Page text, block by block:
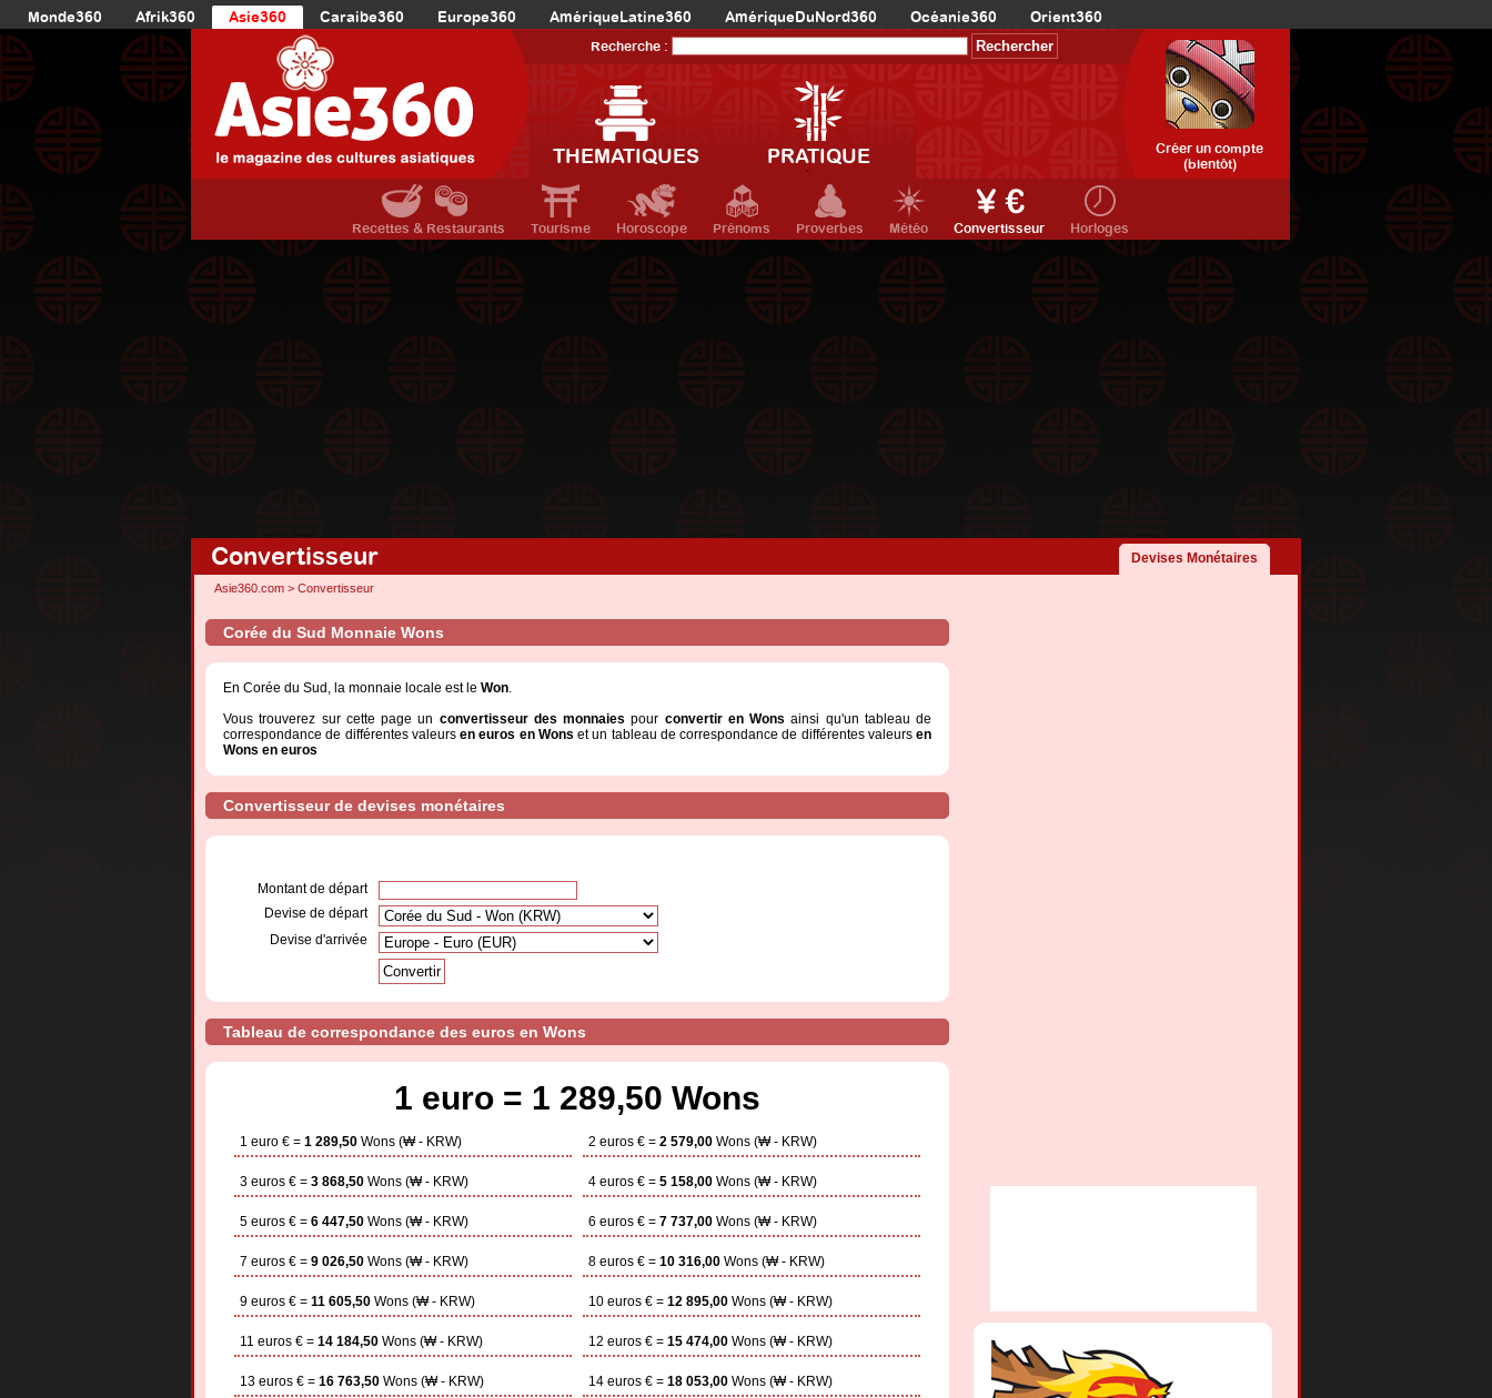
Monde360 Afrik360 Asie360 Caraibe360 Europe360 AmériqueLatine360 AmériqueDuNord360 Océanie360 Orient360
Recherche :
THEMATIQUES PRATIQUE
Créer un compte
(bientôt)
Recettes & Restaurants Tourisme Horoscope Prénoms Proverbes Météo Convertisseur Horloges
Convertisseur Devises Monétaires
Asie360.com > Convertisseur
Corée du Sud Monnaie Wons
En Corée du Sud, la monnaie locale est le Won.
Vous trouverez sur cette page un convertisseur des monnaies pour convertir en Wons ainsi qu'un tableau de
correspondance de différentes valeurs en euros en Wons et un tableau de correspondance de différentes valeurs en
Wons en euros
Convertisseur de devises monétaires
Montant de départ
Devise de départ
Devise d'arrivée
Tableau de correspondance des euros en Wons
1 euro = 1 289,50 Wons
1 euro € = 1 289,50 Wons (₩ - KRW) 2 euros € = 2 579,00 Wons (₩ - KRW)
3 euros € = 3 868,50 Wons (₩ - KRW) 4 euros € = 5 158,00 Wons (₩ - KRW)
5 euros € = 6 447,50 Wons (₩ - KRW) 6 euros € = 7 737,00 Wons (₩ - KRW)
7 euros € = 9 026,50 Wons (₩ - KRW) 8 euros € = 10 316,00 Wons (₩ - KRW)
9 euros € = 11 605,50 Wons (₩ - KRW) 10 euros € = 12 895,00 Wons (₩ - KRW)
11 euros € = 14 184,50 Wons (₩ - KRW) 12 euros € = 15 474,00 Wons (₩ - KRW)
13 euros € = 16 763,50 Wons (₩ - KRW) 14 euros € = 18 053,00 Wons (₩ - KRW)